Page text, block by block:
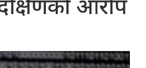
आरोप